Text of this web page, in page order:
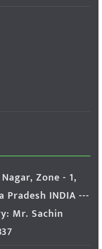
Zone - 1,
Pradesh INDIA ---
Mr. Sachin